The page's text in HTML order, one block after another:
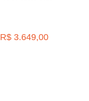
R$ 3.649,00